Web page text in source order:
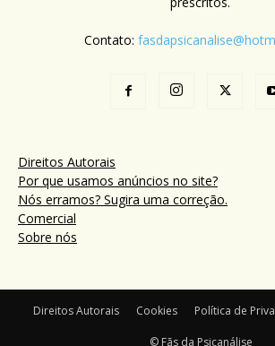
Contato:
Direitos Autorais
Por que usamos anúncios no site?
Nós erramos? Sugira uma correção.
Comercial
Sobre nós
Direitos Autorais Cookies Política de
© Fãs da Psicanálise